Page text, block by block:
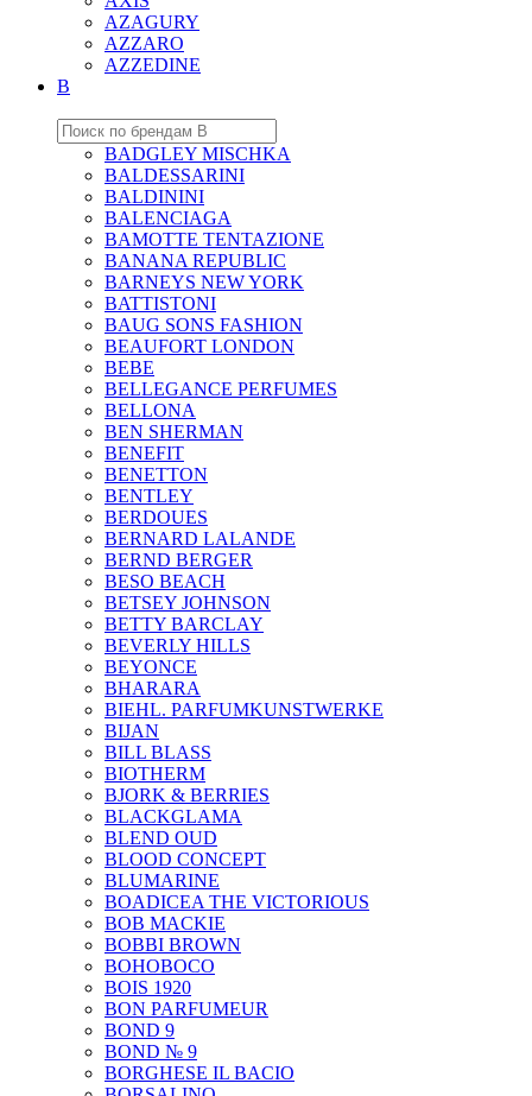
AZAGURY
AZZARO
AZZEDINE
B
BADGLEY MISCHKA
BALDESSARINI
BALDININI
BALENCIAGA
BAMOTTE TENTAZIONE
BANANA REPUBLIC
BARNEYS NEW YORK
BATTISTONI
BAUG SONS FASHION
BEAUFORT LONDON
BEBE
BELLEGANCE PERFUMES
BELLONA
BEN SHERMAN
BENEFIT
BENETTON
BENTLEY
BERDOUES
BERNARD LALANDE
BERND BERGER
BESO BEACH
BETSEY JOHNSON
BETTY BARCLAY
BEVERLY HILLS
BEYONCE
BHARARA
BIEHL. PARFUMKUNSTWERKE
BIJAN
BILL BLASS
BIOTHERM
BJORK & BERRIES
BLACKGLAMA
BLEND OUD
BLOOD CONCEPT
BLUMARINE
BOADICEA THE VICTORIOUS
BOB MACKIE
BOBBI BROWN
BOHOBOCO
BOIS 1920
BON PARFUMEUR
BOND 9
BOND № 9
BORGHESE IL BACIO